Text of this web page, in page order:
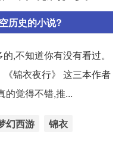
历史的小说?
,不知道你有没有看过。
《锦衣夜行》 这三本作者
的觉得不错,推...
幻西游 锦衣